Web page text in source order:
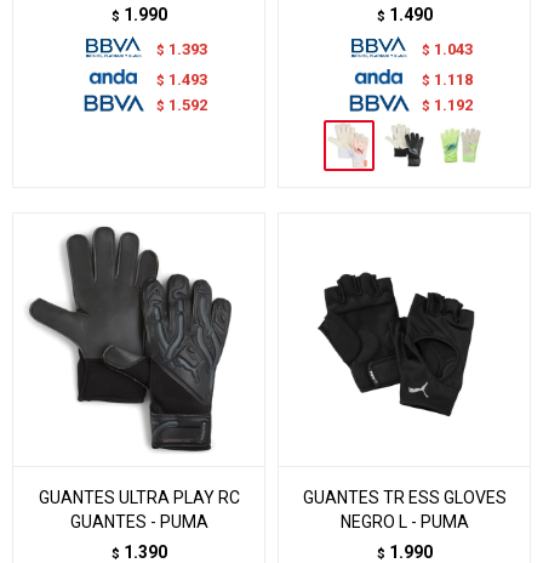
$ 1.990
$ 1.393
$ 1.493
$ 1.592
$ 1.490
$ 1.043
$ 1.118
$ 1.192
GUANTES ULTRA PLAY RC
GUANTES - PUMA
$ 1.390
GUANTES TR ESS GLOVES
NEGRO L - PUMA
$ 1.990